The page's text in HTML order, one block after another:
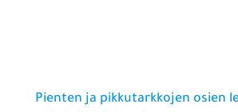
Pienten ja pikkutarkkojen osien